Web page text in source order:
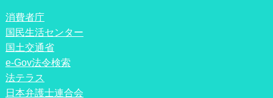
消費者庁
国民生活センター
国土交通省
e-Gov法令検索
法テラス
日本弁護士連合会